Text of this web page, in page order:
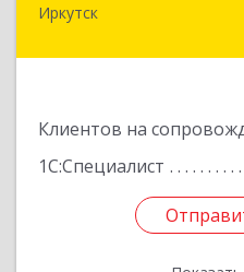
Иркутск
Клиентов на
1С:Специалист
664007, Иркутская